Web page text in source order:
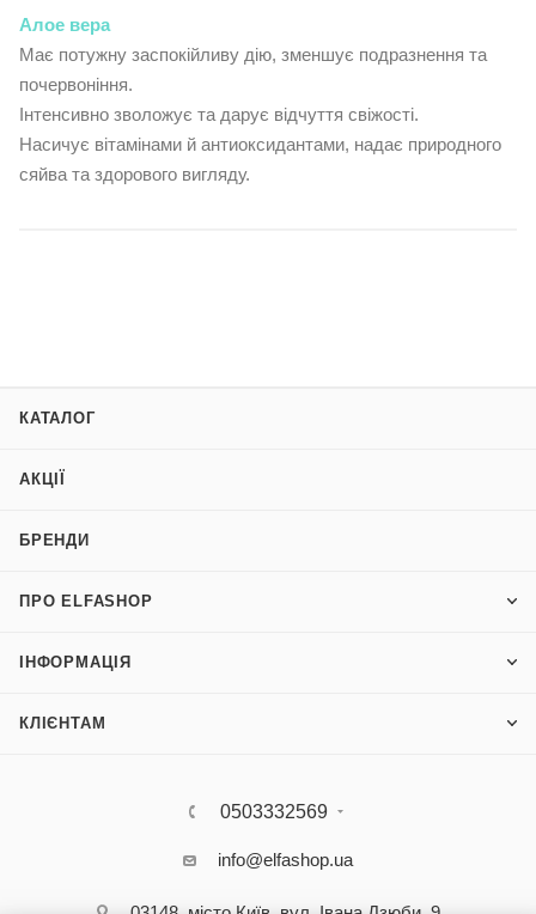
Алое вера
Має потужну заспокійливу дію, зменшує подразнення та
почервоніння.
Інтенсивно зволожує та дарує відчуття свіжості.
Насичує вітамінами й антиоксидантами, надає природного
сяйва та здорового вигляду.
КАТАЛОГ
АКЦІЇ
БРЕНДИ
ПРО ELFASHOP
ІНФОРМАЦІЯ
КЛІЄНТАМ
0503332569
info@elfashop.ua